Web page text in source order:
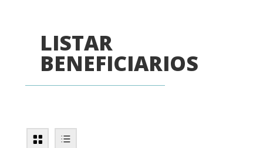
LISTAR
BENEFICIARIOS